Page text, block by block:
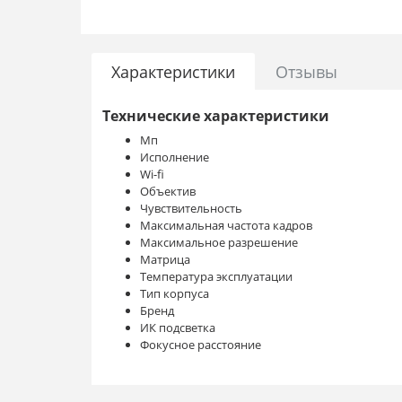
Характеристики Отзывы
Технические характеристики
Мп
Исполнение
Wi-fi
Объектив
Чувствительность
Максимальная частота кадров
Максимальное разрешение
Матрица
Температура эксплуатации
Тип корпуса
Бренд
ИК подсветка
Фокусное расстояние